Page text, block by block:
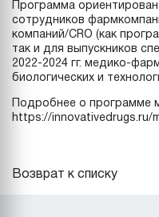
Программа
сотрудников
компаний/CRO (как
так и для выпускников
2022-2024 гг. медико-
биологических и
Подробнее о программе
https://innovativedrugs.ru/
Возврат к списку